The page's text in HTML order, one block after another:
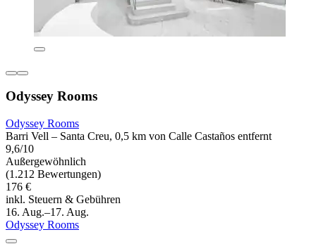
Odyssey Rooms
Odyssey Rooms
Barri Vell – Santa Creu, 0,5 km von Calle Castaños entfernt
9,6/10
Außergewöhnlich
(1.212 Bewertungen)
176 €
inkl. Steuern & Gebühren
16. Aug.–17. Aug.
Odyssey Rooms